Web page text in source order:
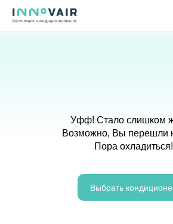
Уфф! Стало слишком
Возможно, Вы перешли
Пора охладиться!
Выбрать